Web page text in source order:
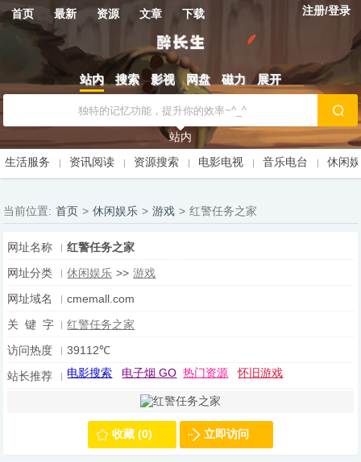
首页 最新 资源 文章 下载 注册/登录
站内 搜索 影视 网盘 磁力 展开
站内
生活服务
资讯阅读 资源搜索 电影电视 音乐电台 休闲
当前位置: 首页 > 休闲娱乐 > 游戏 > 红警任务之家
网址名称
红警任务之家
网址分类
休闲娱乐 >> 游戏
网址域名
cmemall.com
关 键 字
红警任务之家
访问热度
39112℃
站长推荐
电影搜索 电子烟 GO 热门资源 怀旧游戏
收藏 (0) 立即访问